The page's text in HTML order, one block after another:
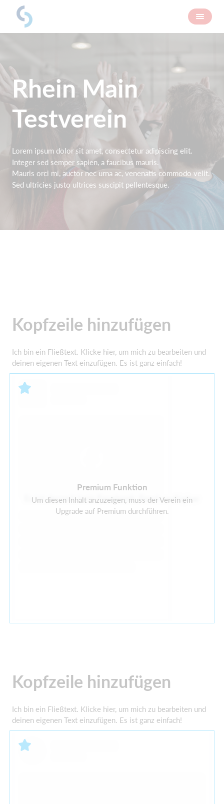
Rhein Main
Testverein
Lorem ipsum dolor sit amet, consectetur adipiscing elit.
Integer sed semper sapien, a faucibus mauris.
Mauris orci mi, auctor nec urna ac, venenatis commodo velit.
Sed ultricies justo ultrices suscipit pellentesque.
Kopfzeile hinzufügen
Ich bin ein Fließtext. Klicke hier, um mich zu bearbeiten und
deinen eigenen Text einzufügen. Es ist ganz einfach!
Premium Funktion
Um diesen Inhalt anzuzeigen, muss der Verein ein
Upgrade auf Premium durchführen.
Es ist derzeit kein Facebook-Feed verfügbar
Kopfzeile hinzufügen
Ich bin ein Fließtext. Klicke hier, um mich zu bearbeiten und
deinen eigenen Text einzufügen. Es ist ganz einfach!